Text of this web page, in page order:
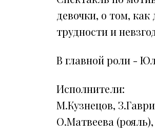
девочки, о том, как
трудности и
В главной роли -
Исполнители:
М.Кузнецов,
О.Матвеева